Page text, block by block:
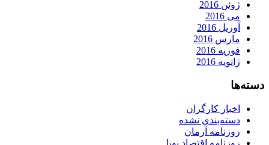
ژوئن 2016
می 2016
آوریل 2016
مارس 2016
فوریه 2016
ژانویه 2016
دسته‌ها
اخبار کارگران
دسته‌بندی نشده
روزنامه آرمان